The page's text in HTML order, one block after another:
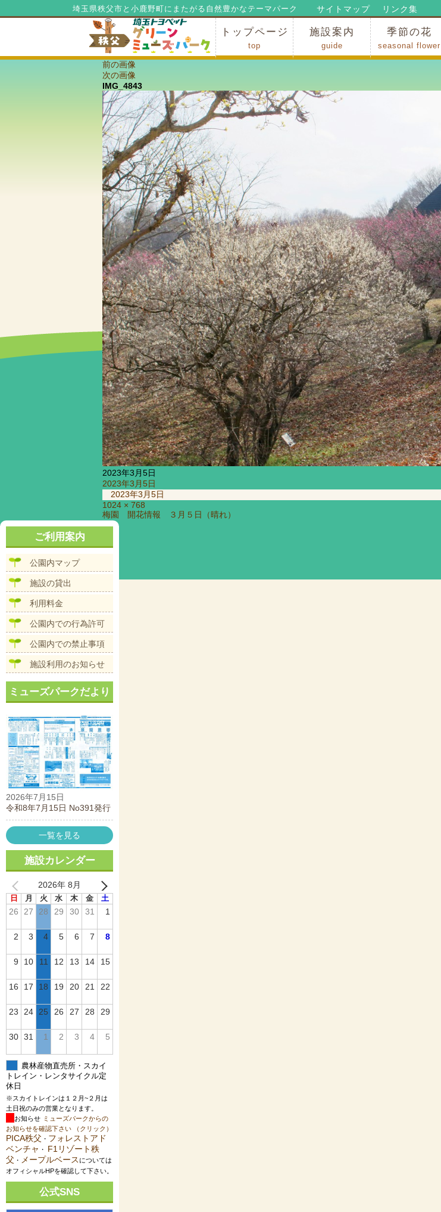
埼玉県秩父市と小鹿野町にまたがる自然豊かなテーマパーク リンク集
サイトマップ
トップページ
top
施設案内
guide
季節の花
seasonal flower
前の画像
次の画像
IMG_4843
2023年3月5日
投
日:
2023年3月5日
2023年3月5日
フ
ル
サ
ズ
1024 × 768
投
稿
ビ
梅園 開花情報 ３月５日（晴れ）
ご利用案内
公園内マップ
施設の貸出
利用料金
公園内での行為許可
公園内での禁止事項
施設利用のお知らせ
ミューズパークだより
2026年7月15日
令和8年7月15日 No391発行
一覧を見る
施設カレンダー
2026年 8月
日 月 火 水 木 金 土
26 27 28 29 30 31 1
2 3 4 5 6 7 8
9 10 11 12 13 14 15
16 17 18 19 20 21 22
23 24 25 26 27 28 29
30 31 1 2 3 4 5
農林産物直売所・スカイ
トレイン・レンタサイクル定
休日
※スカイトレインは１２月~２月は
土日祝のみの営業となります。
お知らせ ミューズパークからの
お知らせを確認下さい （クリック）
PICA秩父 ・ フォレストアド
ベンチャ ・ F1リゾート秩
父 ・ メープルベース については
オフィシャルHPを確認して下さい。
公式SNS